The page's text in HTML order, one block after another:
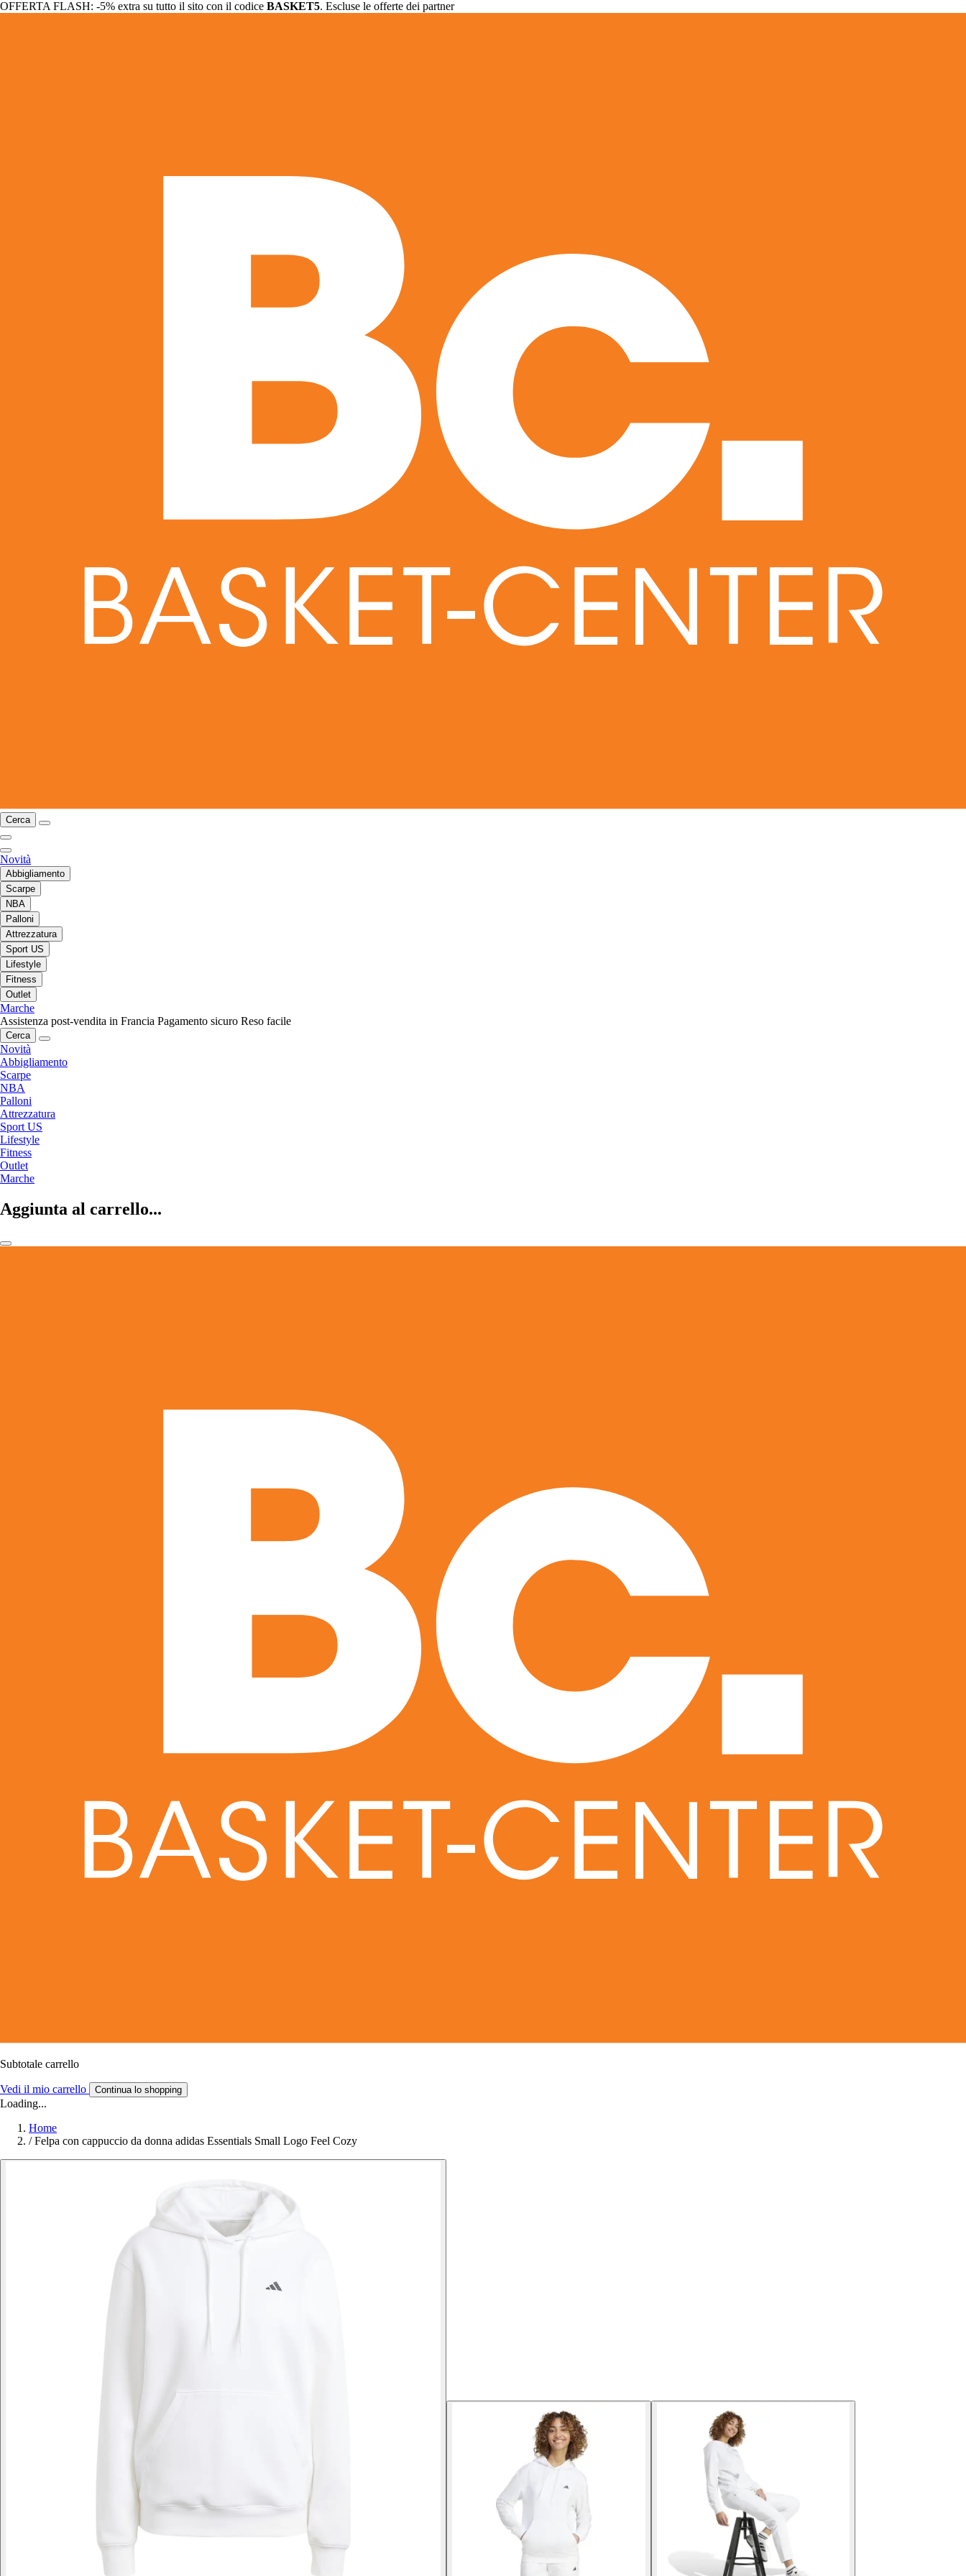
OFFERTA FLASH: -5% extra su tutto il sito con il codice BASKET5. Escluse le offerte dei partner
Cerca
Novità
Abbigliamento
Scarpe
NBA
Palloni
Attrezzatura
Sport US
Lifestyle
Fitness
Outlet
Marche
Assistenza post-vendita in Francia Pagamento sicuro Reso facile
Cerca
Novità
Abbigliamento
Scarpe
NBA
Palloni
Attrezzatura
Sport US
Lifestyle
Fitness
Outlet
Marche
Aggiunta al carrello...
Subtotale carrello
Vedi il mio carrello Continua lo shopping
Loading...
Home
/ Felpa con cappuccio da donna adidas Essentials Small Logo Feel Cozy